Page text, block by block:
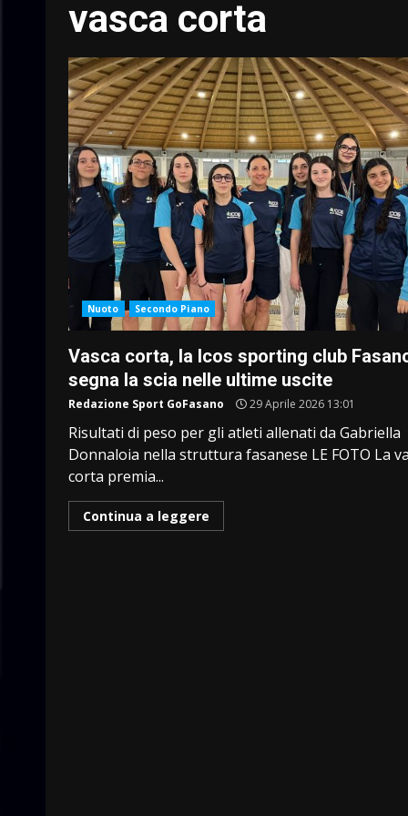
vasca corta
Nuoto Secondo Piano
Vasca corta, la Icos sporting club
segna la scia nelle ultime uscite
Redazione Sport GoFasano 29 Aprile 2026 13:01
Risultati di peso per gli atleti allenati da Gabriella
Donnaloia nella struttura fasanese LE FOTO La
corta premia...
Continua a leggere